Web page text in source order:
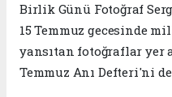
Birlik Günü Fotoğraf
15 Temmuz gecesinde
yansıtan fotoğraflar yer
Temmuz Anı Defteri'ni